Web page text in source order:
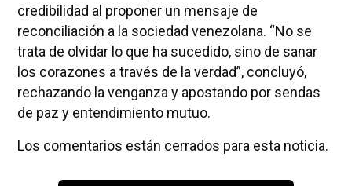
credibilidad al proponer un mensaje de
reconciliación a la sociedad venezolana. “No se
trata de olvidar lo que ha sucedido, sino de sanar
los corazones a través de la verdad”, concluyó,
rechazando la venganza y apostando por sendas
de paz y entendimiento mutuo.
Los comentarios están cerrados para esta noticia.